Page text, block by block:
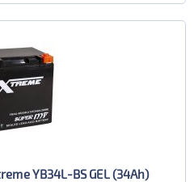
YB34L-BS GEL (34Ah)